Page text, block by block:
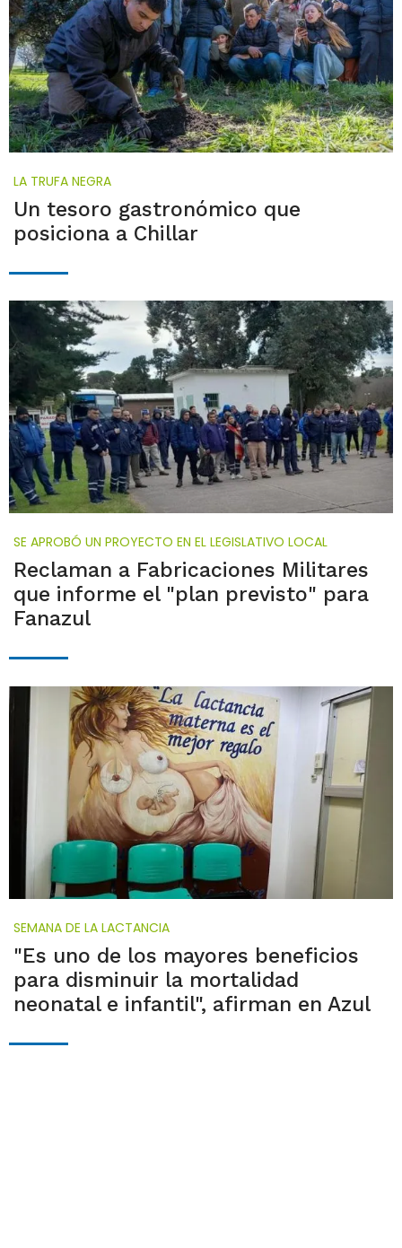
LA TRUFA NEGRA
Un tesoro gastronómico que
posiciona a Chillar
SE APROBÓ UN PROYECTO EN EL LEGISLATIVO LOCAL
Reclaman a Fabricaciones Militares
que informe el "plan previsto" para
Fanazul
SEMANA DE LA LACTANCIA
"Es uno de los mayores beneficios
para disminuir la mortalidad
neonatal e infantil", afirman en Azul